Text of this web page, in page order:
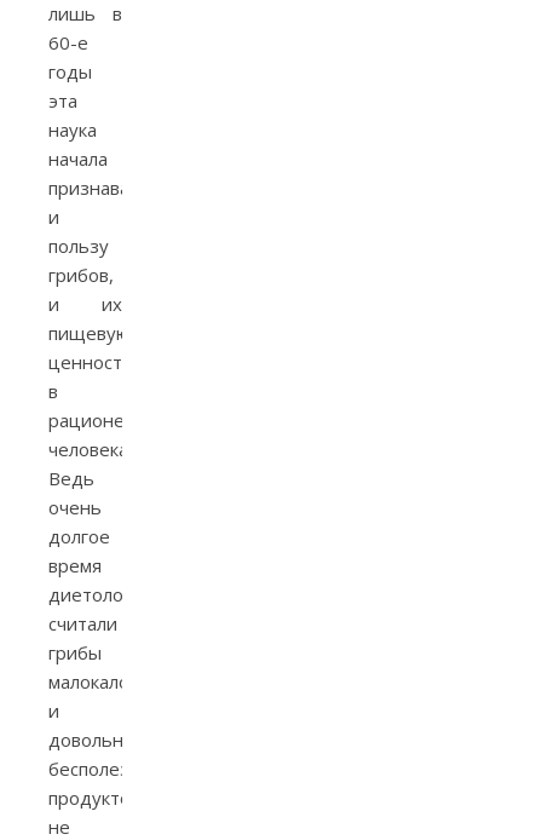
лишь в
60-е
годы
эта
наука
начала
признавать
и
пользу
грибов,
и их
пищевую
ценность
в
рационе
человека.
Ведь
очень
долгое
время
диетологи
считали
грибы
малокалорийным
и
довольно
бесполезным
продуктом,
не